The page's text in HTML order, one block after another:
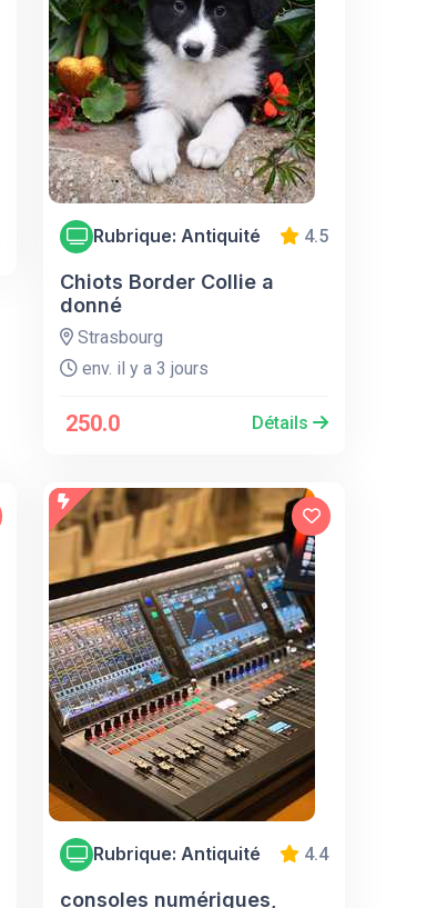
Rubrique: Antiquité 4.5
Chiots Border Collie a
donné
Strasbourg
env. il y a 3 jours
250.0 Détails
Rubrique: Antiquité 4.4
consoles numériques,